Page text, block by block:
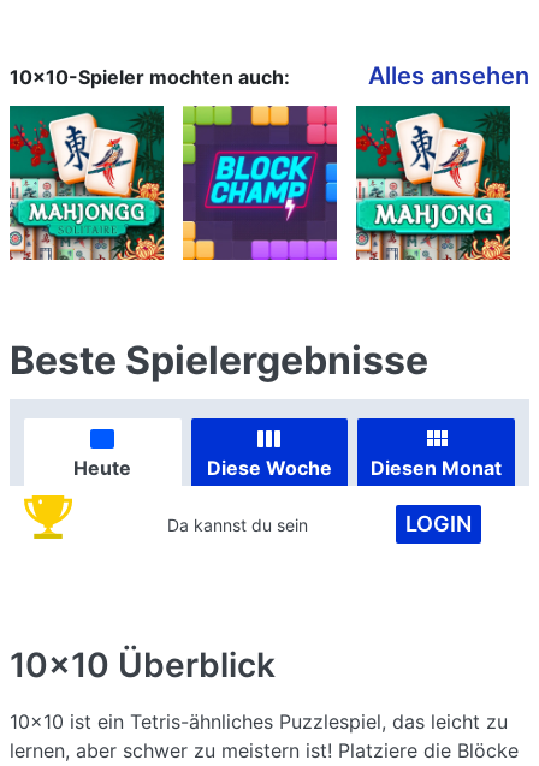
10x10-Spieler mochten auch: Alles ansehen
Beste Spielergebnisse
Heute Diese Woche Diesen Monat
Da kannst du sein LOGIN
10x10 Überblick
10x10 ist ein Tetris-ähnliches Puzzlespiel, das leicht zu
lernen, aber schwer zu meistern ist! Platziere die Blöcke